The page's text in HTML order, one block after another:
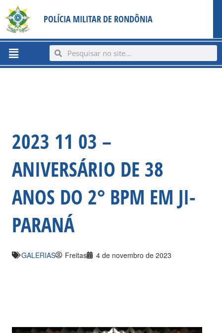
content
para
conteúdo
POLÍCIA MILITAR DE RONDÔNIA
Menu SearchSearch
2023 11 03 –
ANIVERSÁRIO DE 38
ANOS DO 2° BPM EM JI-
PARANÁ
GALERIAS Freitas 4 de novembro de 2023